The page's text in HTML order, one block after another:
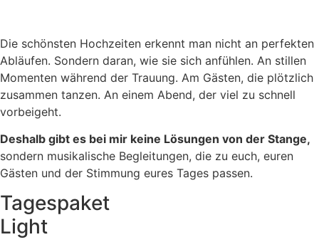
Die schönsten Hochzeiten erkennt man nicht an perfekten
Abläufen. Sondern daran, wie sie sich anfühlen. An stillen
Momenten während der Trauung. Am Gästen, die plötzlich
zusammen tanzen. An einem Abend, der viel zu schnell
vorbeigeht.
Deshalb gibt es bei mir keine Lösungen von der Stange,
sondern musikalische Begleitungen, die zu euch, euren
Gästen und der Stimmung eures Tages passen.
Tagespaket
Light